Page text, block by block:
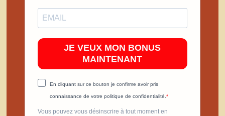
JE VEUX MON BONUS
MAINTENANT
En cliquant sur ce bouton je confirme avoir pris
connaissance de votre politique de confidentialité.
Vous pouvez vous désinscrire à tout moment en